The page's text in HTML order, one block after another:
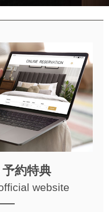
約特典
website